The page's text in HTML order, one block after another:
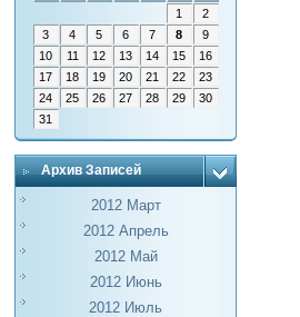
1
2
3
4 5 6 7 8
9
10
11 12 13 14 15
16
17
18 19 20 21 22
23
24
25 26 27 28 29
30
31
Архив Записей
2012 Март
2012 Апрель
2012 Май
2012 Июнь
2012 Июль